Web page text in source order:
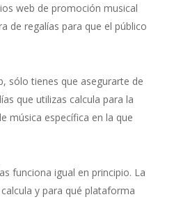
web de promoción musical
de regalías para que el público
sólo tienes que asegurarte de
que utilizas calcula para la
música específica en la que
funciona igual en principio. La
y para qué plataforma